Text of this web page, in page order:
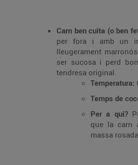
Carn ben cuita (o ben
per fora i amb un
lleugerament
ser sucosa i perd
tendresa original.
Temperatura:
Temps de
Per a qui?
que la carn
massa